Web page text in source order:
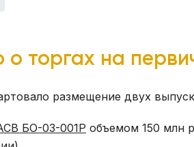
о торгах на
размещение двух
БО-03-001P объемом 150 млн